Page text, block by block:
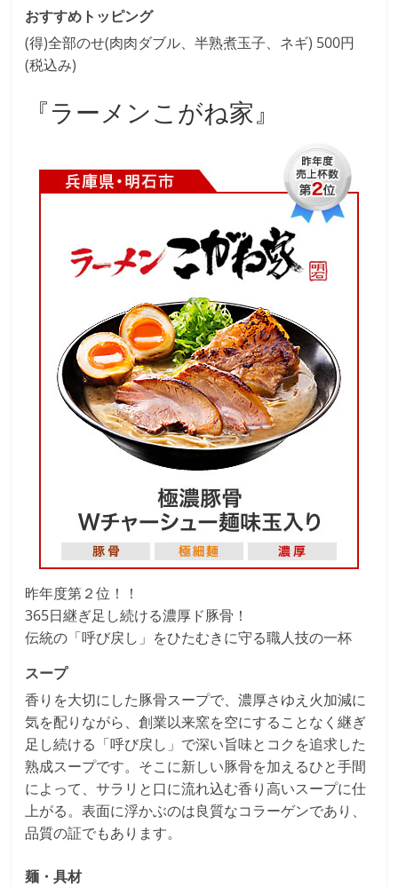
おすすめトッピング
(得)全部のせ(肉肉ダブル、半熟煮玉子、ネギ) 500円
(税込み)
『ラーメンこがね家』
昨年度第２位！！
365日継ぎ足し続ける濃厚ド豚骨！
伝統の「呼び戻し」をひたむきに守る職人技の一杯
スープ
香りを大切にした豚骨スープで、濃厚さゆえ火加減に
気を配りながら、創業以来窯を空にすることなく継ぎ
足し続ける「呼び戻し」で深い旨味とコクを追求した
熟成スープです。そこに新しい豚骨を加えるひと手間
によって、サラリと口に流れ込む香り高いスープに仕
上がる。表面に浮かぶのは良質なコラーゲンであり、
品質の証でもあります。
麺・具材